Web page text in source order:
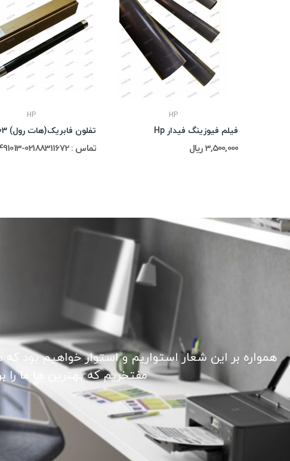
HP
تماس : 02188311672-02188491013
HP
فیلم فیوزینگ فیدار Hp
3,500,000 ریال
همواره بر این شعار استواریم و استوار خواهیم بود
مفتخریم که بهترین ها ما را